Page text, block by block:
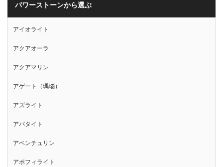
パワーストーンから選ぶ
アイオライト
アクアオーラ
アクアマリン
アゲート（瑪瑙）
アズライト
アパタイト
アベンチュリン
アポフィライト